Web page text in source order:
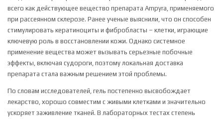
всего как действующее вещество препарата Ampyra, применяемого
при рассеянном склерозе. Ранее ученые выяснили, что он способен
стимулировать кератиноциты и фибробласты – клетки, играющие
ключевую роль в восстановлении кожи. Однако системное
применение вещества может вызывать серьезные побочные
эффекты, включая судороги, поэтому локальная доставка
препарата стала важным решением этой проблемы.
По словам исследователей, гель постепенно высвобождает
лекарство, хорошо совместим с живыми клетками и значительно
ускоряет заживление тканей. В лабораторных тестах степень